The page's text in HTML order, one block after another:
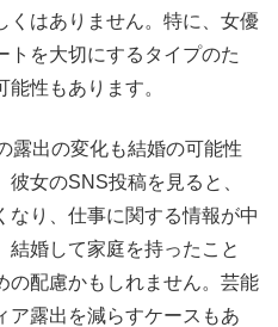
くはありません。特に、女優
トを大切にするタイプのた
性もあります。
露出の変化も結婚の可能性
女のSNS投稿を見ると、
なり、仕事に関する情報が中
結婚して家庭を持ったこと
の配慮かもしれません。芸能
ア露出を減らすケースもあ